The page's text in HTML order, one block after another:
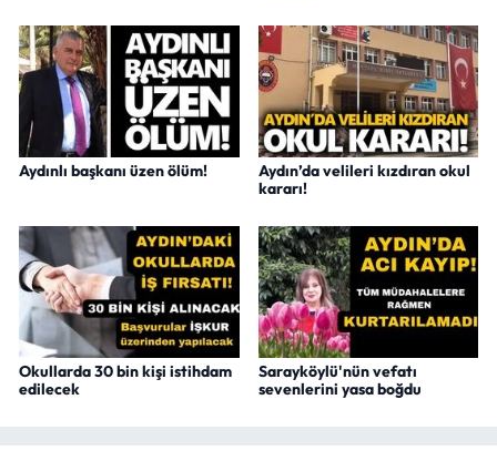
Aydınlı başkanı üzen ölüm!
Aydın’da velileri kızdıran okul
kararı!
Okullarda 30 bin kişi istihdam
edilecek
Sarayköylü'nün vefatı
sevenlerini yasa boğdu